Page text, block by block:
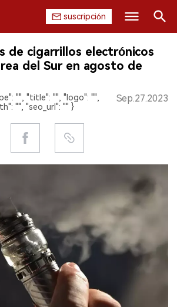
suscripción
Buscar
de cigarrillos electrónicos
del Sur en agosto de
"", "title": "", "logo": "",
"", "seo_url": "" }
Sep.27.2023